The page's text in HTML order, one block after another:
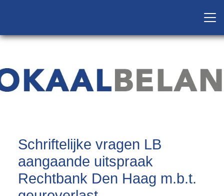
Schriftelijke vragen LB
aangaande uitspraak
Rechtbank Den Haag m.b.t.